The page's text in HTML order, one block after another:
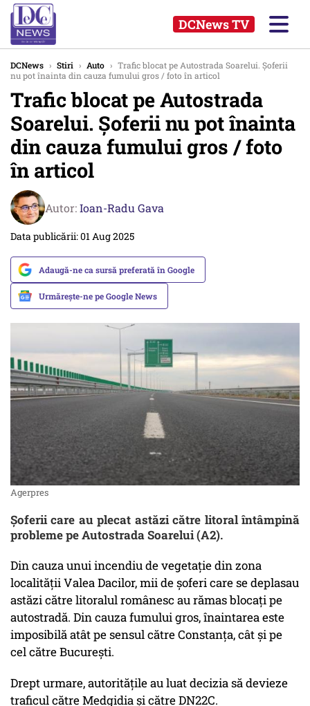
DCNews TV
DCNews › Stiri › Auto › Trafic blocat pe Autostrada Soarelui. Șoferii
nu pot înainta din cauza fumului gros / foto în articol
Trafic blocat pe Autostrada
Soarelui. Șoferii nu pot înainta
din cauza fumului gros / foto
în articol
Autor:Ioan-Radu Gava
Data publicării: 01 Aug 2025
Adaugă-ne ca sursă preferată în Google
Urmărește-ne pe Google News
Agerpres
Șoferii care au plecat astăzi către litoral întâmpină
probleme pe Autostrada Soarelui (A2).
Din cauza unui incendiu de vegetație din zona
localității Valea Dacilor, mii de șoferi care se deplasau
astăzi către litoralul românesc au rămas blocați pe
autostradă. Din cauza fumului gros, înaintarea este
imposibilă atât pe sensul către Constanța, cât și pe
cel către București.
Drept urmare, autoritățile au luat decizia să devieze
traficul către Medgidia și către DN22C.